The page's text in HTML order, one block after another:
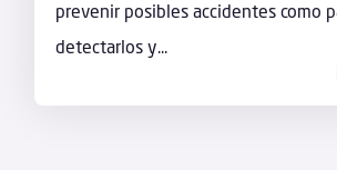
prevenir posibles accidentes como
detectarlos y...